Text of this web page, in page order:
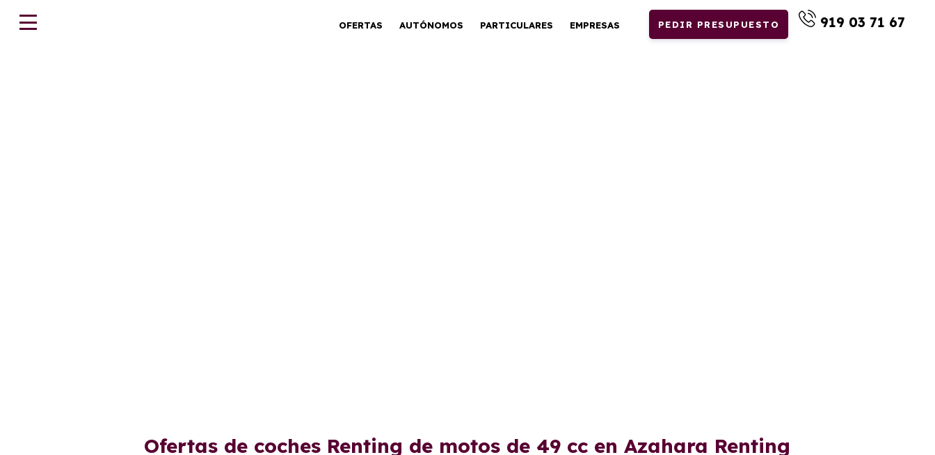
OFERTAS AUTÓNOMOS PARTICULARES EMPRESAS PEDIR PRESUPUESTO 919 03 71 67
Ofertas de coches Renting de motos de 49 cc en Azahara Renting